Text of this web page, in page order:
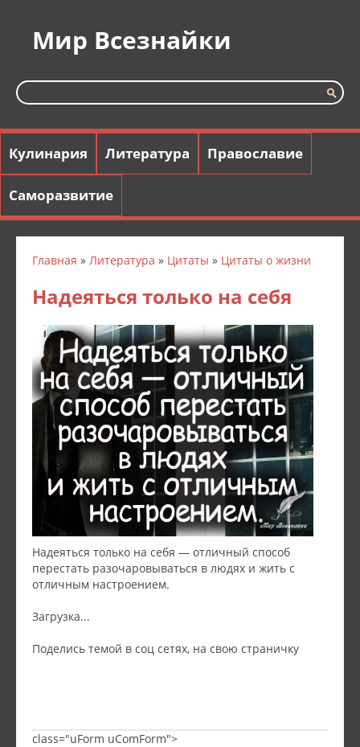
Мир Всезнайки
Кулинария Литература Православие
Саморазвитие
Главная » Литература » Цитаты » Цитаты о жизни
Надеяться только на себя
Надеяться только на себя — отличный способ
перестать разочаровываться в людях и жить с
отличным настроением.
Загрузка...
Поделись темой в соц сетях, на свою страничку
class="uForm uComForm">